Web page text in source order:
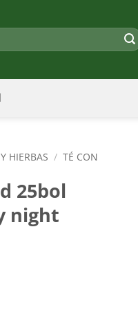
HIERBAS / TÉ CON
25bol
night
night cantidad